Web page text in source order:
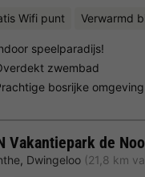
Wifi punt Verwarmd
speelparadijs!
zwembad
bosrijke omgeving
Vakantiepark de
, Dwingeloo (21,8 km